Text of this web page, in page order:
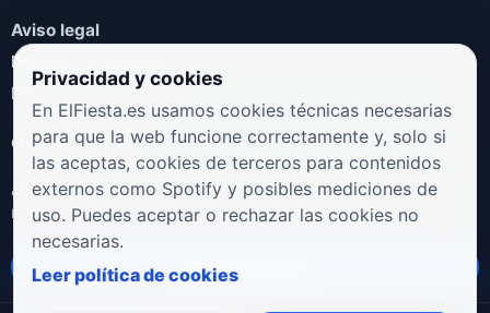
Aviso legal
Política de privacidad
Política de cookies
COLABORA
¿Eres artista, manager, sello o promotor? Envíanos tus
novedades, galas, entrevistas o propuestas musicales.
Enviar propuesta
Privacidad y cookies
En ElFiesta.es usamos cookies técnicas necesarias
para que la web funcione correctamente y, solo si
las aceptas, cookies de terceros para contenidos
externos como Spotify y posibles mediciones de
uso. Puedes aceptar o rechazar las cookies no
necesarias.
Leer política de cookies